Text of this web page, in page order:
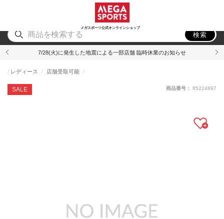
メガスポーツ公式オンラインショップ
アウトドア
検索
7/28(火)に発生した地震による一部店舗 臨時休業のお知らせ
SALE
レディース 店舗受取可能
商品番号： 85224897